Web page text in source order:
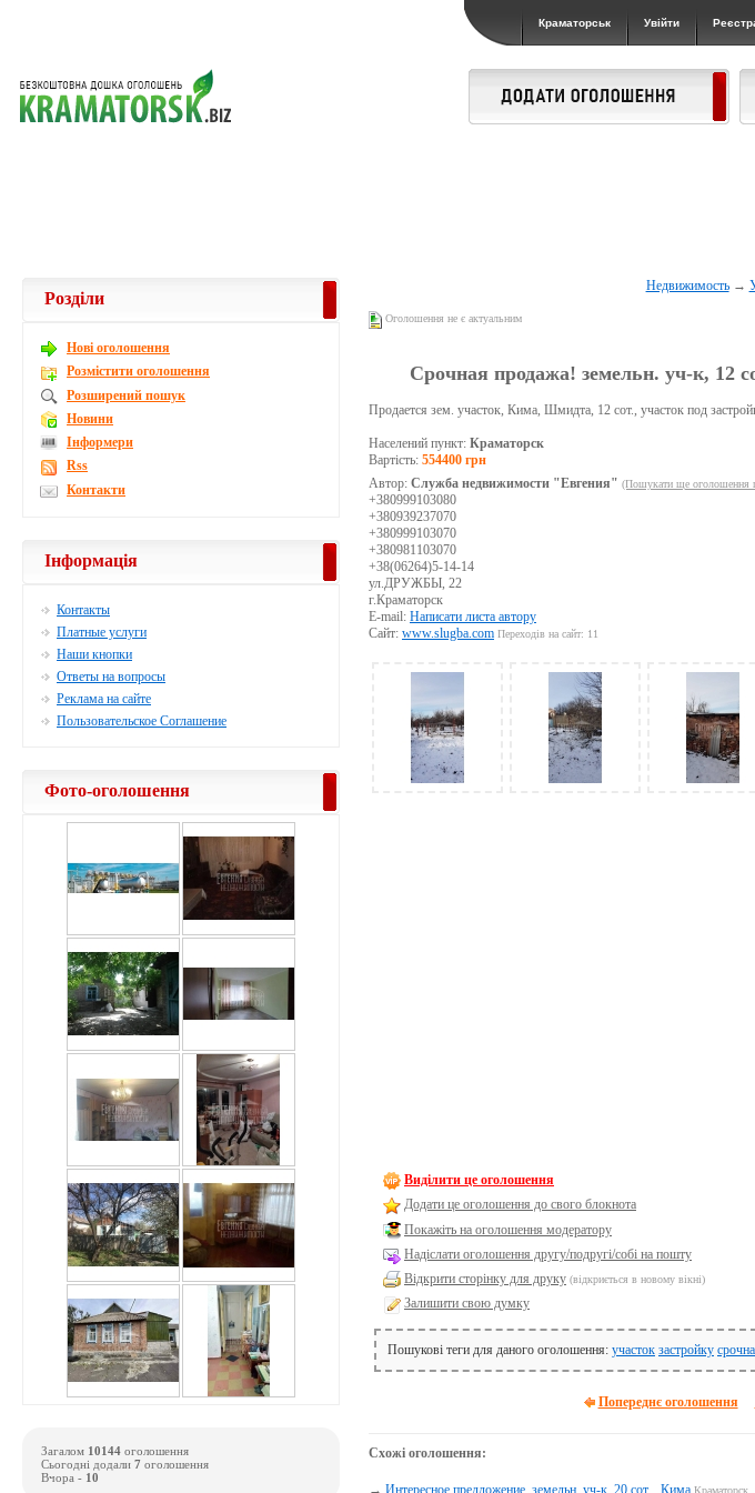
Краматорськ Увійти
Недвижимость→
Оголошення не є актуальним
Срочная продажа! земельн. уч-к, 12
Продается зем. участок, Кима, Шмидта, 12 сот., участок под
Населений пункт: Краматорск
Вартість: 554400 грн
Автор: Служба недвижимости "Евгения" (Пошукати ще оголошення
+380999103080
+380939237070
+380999103070
+380981103070
+38(06264)5-14-14
ул.ДРУЖБЫ, 22
г.Краматорск
E-mail: Написати листа автору
Сайт: www.slugba.com Переходів на сайт: 11
Виділити це оголошення
Додати це оголошення до свого блокнота
Покажіть на оголошення модератору
Надіслати оголошення другу/подругі/собі на пошту
Відкрити сторінку для друку (відкриється в новому вікні)
Залишити свою думку
Пошукові теги для даного оголошення: участок застройку
Попереднє оголошення
Схожі оголошення:
→ Интересное предложение. земельн. уч-к, 20 сот. , Кима Краматорск
Розділи
Новi оголошення
Розмістити оголошення
Розширений пошук
Новини
Інформери
Rss
Контакти
Інформація
Контакты
Платные услуги
Наши кнопки
Ответы на вопросы
Реклама на сайте
Пользовательское Соглашение
Фото-оголошення
Загалом 10144 оголошення
Сьогодні додали 7 оголошення
Вчора - 10